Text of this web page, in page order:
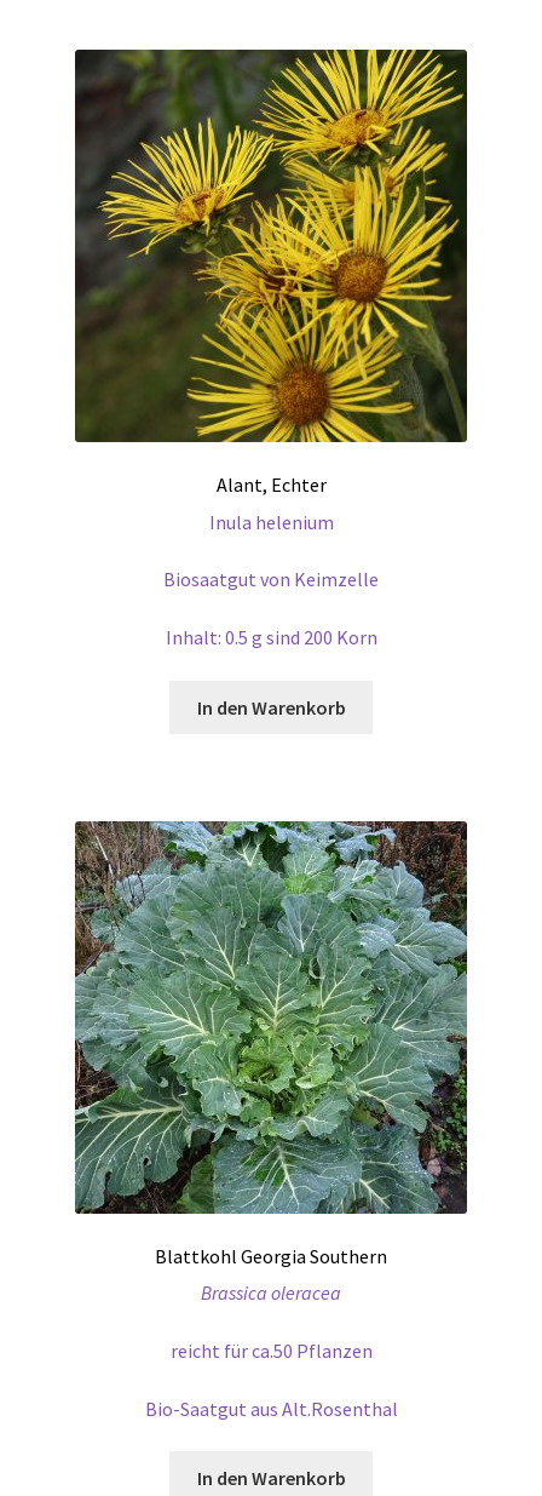
Alant, Echter
Inula helenium
Biosaatgut von Keimzelle
Inhalt: 0.5 g sind 200 Korn
In den Warenkorb
Blattkohl Georgia Southern
Brassica oleracea
reicht für ca.50 Pflanzen
Bio-Saatgut aus Alt.Rosenthal
In den Warenkorb